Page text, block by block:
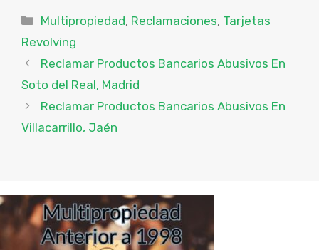
Categorías
Multipropiedad, Reclamaciones, Tarjetas
Revolving
Reclamar Productos Bancarios Abusivos En
Soto del Real, Madrid
Reclamar Productos Bancarios Abusivos En
Villacarrillo, Jaén